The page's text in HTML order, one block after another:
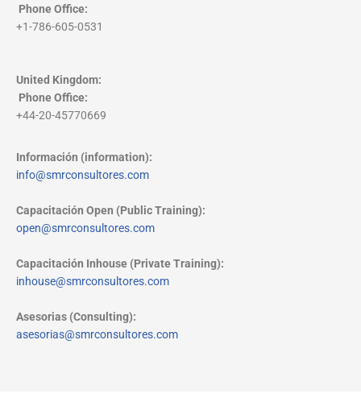
Phone Office:
+1-786-605-0531
United Kingdom:
Phone Office:
+44-20-45770669
Información (information):
info@smrconsultores.com
Capacitación Open (Public Training):
open@smrconsultores.com
Capacitación Inhouse (Private Training):
inhouse@smrconsultores.com
Asesorias (Consulting):
asesorias@smrconsultores.com